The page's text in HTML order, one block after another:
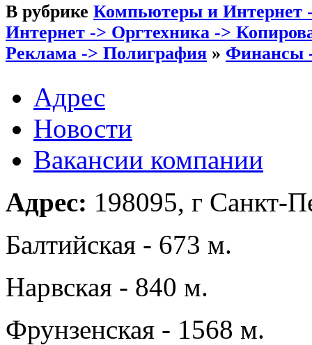
В рубрике Компьютеры и Интернет
Интернет -> Оргтехника ->
Реклама -> Полиграфия » Финансы
Адрес
Новости
Вакансии компании
Адрес: 198095, г Санкт-
Балтийская - 673 м.
Нарвская - 840 м.
Фрунзенская - 1568 м.